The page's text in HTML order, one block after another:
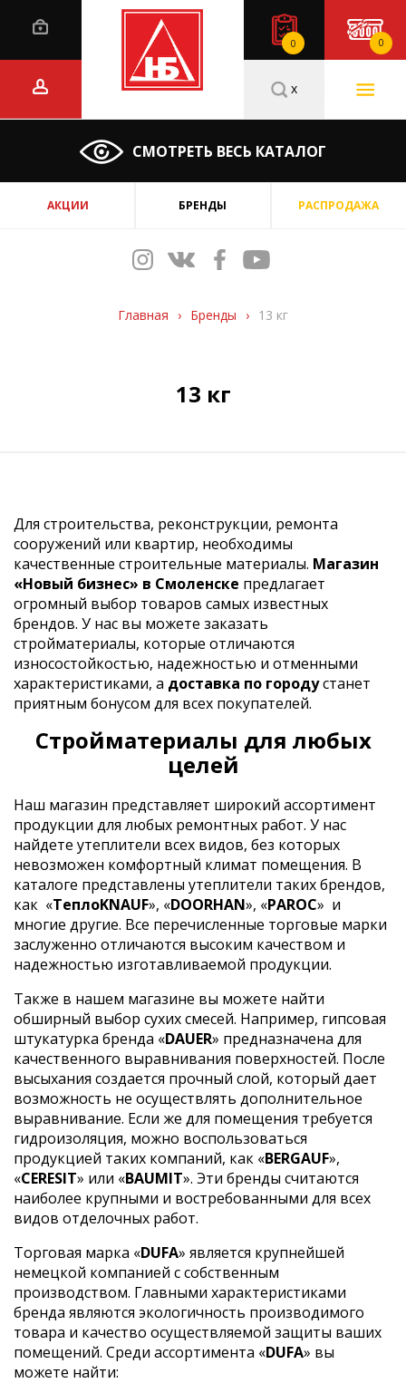
0 0
СМОТРЕТЬ ВЕСЬ КАТАЛОГ
x
АКЦИИ БРЕНДЫ РАСПРОДАЖА
Главная › Бренды › 13 кг
13 кг
Для строительства, реконструкции, ремонта
сооружений или квартир, необходимы
качественные строительные материалы. Магазин
«Новый бизнес» в Смоленске предлагает
огромный выбор товаров самых известных
брендов. У нас вы можете заказать
стройматериалы, которые отличаются
износостойкостью, надежностью и отменными
характеристиками, а доставка по городустанет
приятным бонусом для всех покупателей.
Стройматериалы для любых
целей
Наш магазин представляет широкий ассортимент
продукции для любых ремонтных работ. У нас
найдете утеплители всех видов, без которых
невозможен комфортный климат помещения. В
каталоге представлены утеплители таких брендов,
как «ТеплоKNAUF», «DOORHAN», «PAROC» и
многие другие. Все перечисленные торговые марки
заслуженно отличаются высоким качеством и
надежностью изготавливаемой продукции.
Также в нашем магазине вы можете найти
обширный выбор сухих смесей. Например, гипсовая
штукатурка бренда «DAUER» предназначена для
качественного выравнивания поверхностей. После
высыхания создается прочный слой, который дает
возможность не осуществлять дополнительное
выравнивание. Если же для помещения требуется
гидроизоляция, можно воспользоваться
продукцией таких компаний, как «BERGAUF»,
«CERESIT» или «BAUMIT». Эти бренды считаются
наиболее крупными и востребованными для всех
видов отделочных работ.
Торговая марка «DUFA» является крупнейшей
немецкой компанией с собственным
производством. Главными характеристиками
бренда являются экологичность производимого
товара и качество осуществляемой защиты ваших
помещений. Среди ассортимента «DUFA» вы
можете найти: